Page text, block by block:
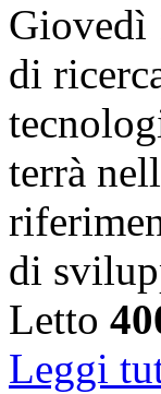
Giovedì
di
terrà
di
Letto
Leggi